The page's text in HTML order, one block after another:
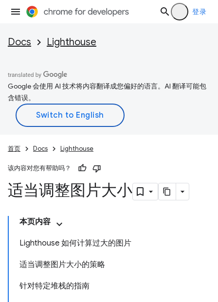
登录
Docs Lighthouse
Google 会使用 AI 技术将内容翻译成您偏好的语言。AI 翻译可能包
含错误。
首页 Docs Lighthouse
该内容对您有帮助吗？
适当调整图片大小
本页内容
Lighthouse 如何计算过大的图片
适当调整图片大小的策略
针对特定堆栈的指南